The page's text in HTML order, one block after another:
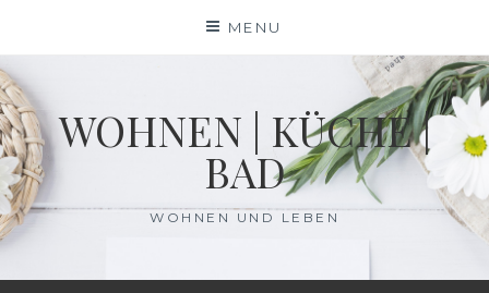
content
MENU
WOHNEN | KÜCHE |
BAD
WOHNEN UND LEBEN